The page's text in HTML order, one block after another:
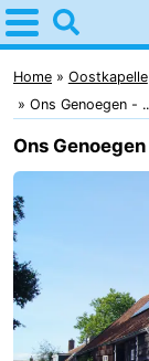
Home
Oostkapelle
Tips
Voor
kinderen
Natuur
Oranjezon
Overnachten
Appartementen
Home Oostkapelle
Ons Genoegen -
Ons